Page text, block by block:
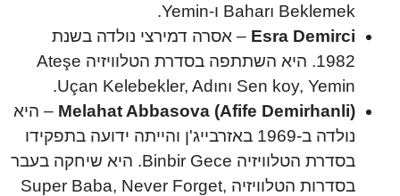
Baharı Beklemek ו-Yemin.
Esra Demirci – אסרה דמירצי נולדה בשנת
1982. היא השתתפה בסדרת הטלוויזיה Ateşe
Uçan Kelebekler, Adını Sen koy, Yemin.
Melahat Abbasova (Afife Demirhanli) – היא
נולדה ב-1969 באזרבייג'ן והייתה ידועה בתפקידו
בסדרת הטלוויזיה Binbir Gece. היא שיחקה בעבר
בסדרות הטלוויזיה Super Baba, Never Forget,